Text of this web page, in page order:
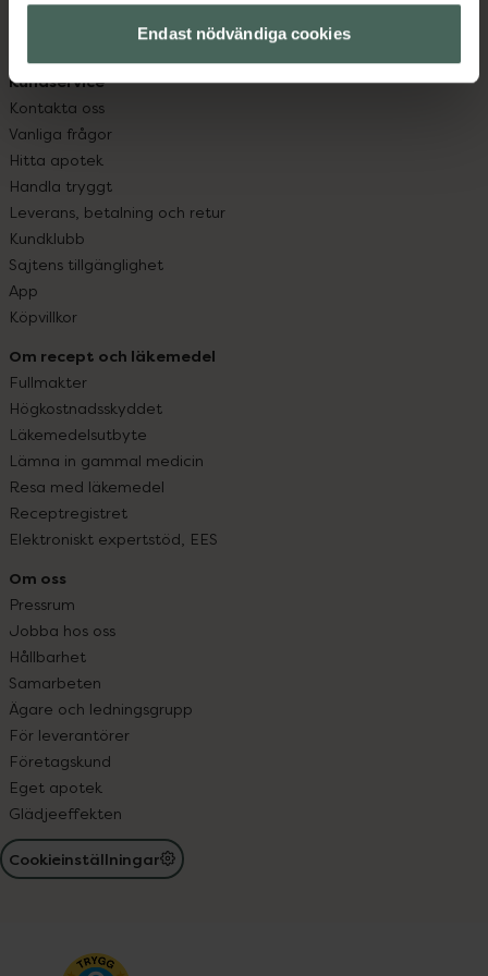
Endast nödvändiga cookies
Kundservice
Kontakta oss
Vanliga frågor
Hitta apotek
Handla tryggt
Leverans, betalning och retur
Kundklubb
Sajtens tillgänglighet
App
Köpvillkor
Om recept och läkemedel
Fullmakter
Högkostnadsskyddet
Läkemedelsutbyte
Lämna in gammal medicin
Resa med läkemedel
Receptregistret
Elektroniskt expertstöd, EES
Om oss
Pressrum
Jobba hos oss
Hållbarhet
Samarbeten
Ägare och ledningsgrupp
För leverantörer
Företagskund
Eget apotek
Glädjeeffekten
Cookieinställningar